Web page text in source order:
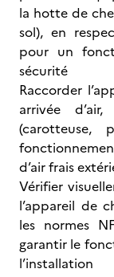
la hotte de
sol), en
pour un
sécurité
Raccorder
arrivée
(carotteuse,
d’air frais
Vérifier
l’appareil de
les normes
garantir le
l’installation